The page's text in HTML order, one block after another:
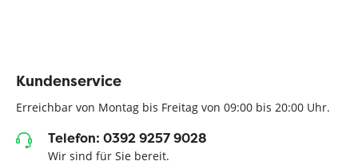
Kundenservice
Erreichbar von Montag bis Freitag von 09:00 bis 20:00 Uhr.
Telefon: 0392 9257 9028
Wir sind für Sie bereit.